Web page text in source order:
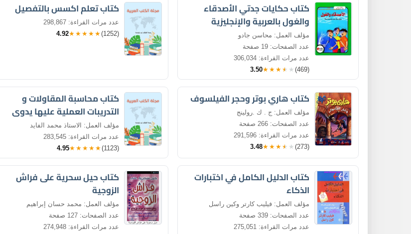
كتاب حكايات جدتي الأصدقاء
والغول بالعربية والإنجليزية
مؤلف العمل: محاسن جادو
عدد الصفحات: 19 صفحة
عدد مرات القراءة: 306,034
3.50★★★★★ (469)
كتاب تعلم اكسس بالتفصيل
عدد مرات القراءة: 298,867
4.92★★★★★(1252)
كتاب هاري بوتر وحجر الفيلسوف
مؤلف العمل: ج . ك .رولينج
عدد الصفحات: 266 صفحة
عدد مرات القراءة: 291,596
3.48★★★★★ (273)
كتاب محاسبة المقاولات و
التدريبات العملية عليها يدوى
وكمبيوتر
مؤلف العمل: الاستاذ محمد الفايد
عدد مرات القراءة: 283,545
4.95★★★★★(1123)
كتاب الدليل الكامل في اختبارات
الذكاء
مؤلف العمل: فيليب كارتر وكين راسل
عدد الصفحات: 339 صفحة
عدد مرات القراءة: 275,051
كتاب حيل سحرية على فراش
الزوجية
مؤلف العمل: محمد حسان إبراهيم
عدد الصفحات: 127 صفحة
عدد مرات القراءة: 274,948